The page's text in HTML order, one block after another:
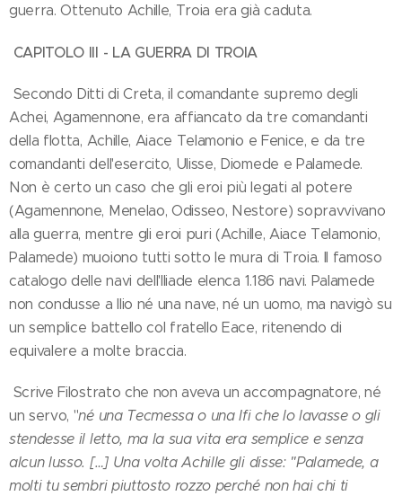
guerra. Ottenuto Achille, Troia era già caduta.
CAPITOLO III - LA GUERRA DI TROIA
Secondo Ditti di Creta, il comandante supremo degli
Achei, Agamennone, era affiancato da tre comandanti
della flotta, Achille, Aiace Telamonio e Fenice, e da tre
comandanti dell'esercito, Ulisse, Diomede e Palamede.
Non è certo un caso che gli eroi più legati al potere
(Agamennone, Menelao, Odisseo, Nestore) sopravvivano
alla guerra, mentre gli eroi puri (Achille, Aiace Telamonio,
Palamede) muoiono tutti sotto le mura di Troia. Il famoso
catalogo delle navi dell'Iliade elenca 1.186 navi. Palamede
non condusse a Ilio né una nave, né un uomo, ma navigò su
un semplice battello col fratello Eace, ritenendo di
equivalere a molte braccia.
Scrive Filostrato che non aveva un accompagnatore, né
un servo, "né una Tecmessa o una Ifi che lo lavasse o gli
stendesse il letto, ma la sua vita era semplice e senza
alcun lusso. […] Una volta Achille gli disse: "Palamede, a
molti tu sembri piuttosto rozzo perché non hai chi ti